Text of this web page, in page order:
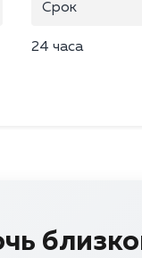
Срок
24 часа